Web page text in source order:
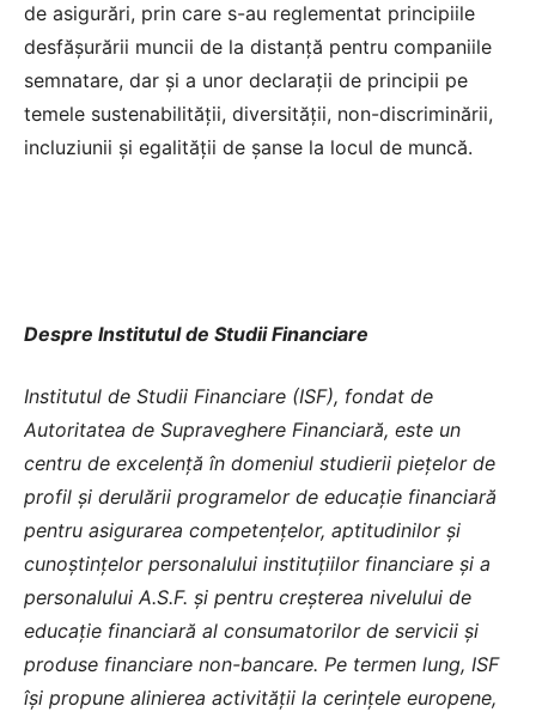
de asigurări, prin care s-au reglementat principiile
desfășurării muncii de la distanță pentru companiile
semnatare, dar și a unor declarații de principii pe
temele sustenabilității, diversității, non-discriminării,
incluziunii și egalității de șanse la locul de muncă.
Despre Institutul de Studii Financiare
Institutul de Studii Financiare (ISF), fondat de
Autoritatea de Supraveghere Financiară, este un
centru de excelență în domeniul studierii piețelor de
profil și derulării programelor de educație financiară
pentru asigurarea competențelor, aptitudinilor și
cunoștințelor personalului instituțiilor financiare și a
personalului A.S.F. și pentru creșterea nivelului de
educație financiară al consumatorilor de servicii și
produse financiare non-bancare. Pe termen lung, ISF
îşi propune alinierea activităţii la cerinţele europene,